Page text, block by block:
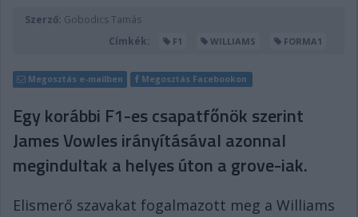
Szerző: Gobodics Tamás
Címkék:
F1 WILLIAMS FORMA1
Megosztás e-mailben Megosztás Facebookon
Egy korábbi F1-es csapatfőnök szerint
James Vowles irányításával azonnal
megindultak a helyes úton a grove-iak.
Elismerő szavakat fogalmazott meg a Williams